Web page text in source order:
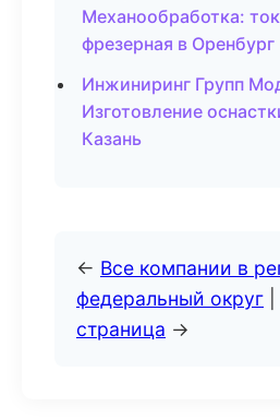
Механообработка:
фрезерная в Оренбург
Инжиниринг Групп
Изготовление
Казань
← Все компании в
федеральный округ
страница →